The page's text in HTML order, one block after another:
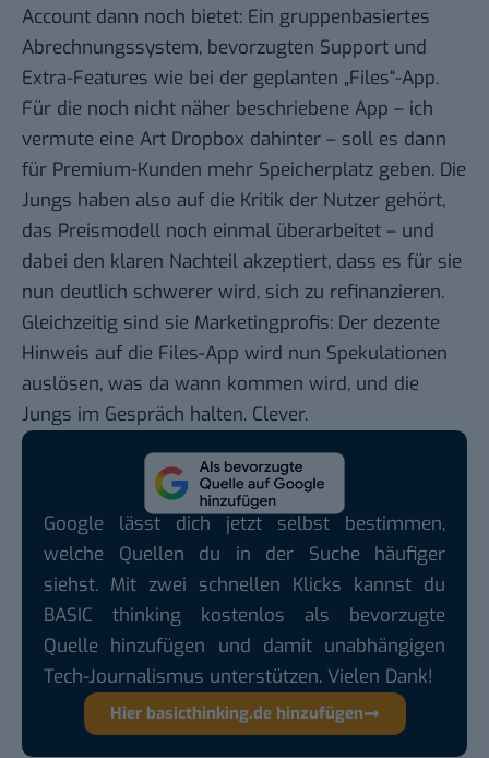
Account dann noch bietet: Ein gruppenbasiertes
Abrechnungssystem, bevorzugten Support und
Extra-Features wie bei der geplanten „Files“-App.
Für die noch nicht näher beschriebene App – ich
vermute eine Art Dropbox dahinter – soll es dann
für Premium-Kunden mehr Speicherplatz geben. Die
Jungs haben also auf die Kritik der Nutzer gehört,
das Preismodell noch einmal überarbeitet – und
dabei den klaren Nachteil akzeptiert, dass es für sie
nun deutlich schwerer wird, sich zu refinanzieren.
Gleichzeitig sind sie Marketingprofis: Der dezente
Hinweis auf die Files-App wird nun Spekulationen
auslösen, was da wann kommen wird, und die
Jungs im Gespräch halten. Clever.
Google lässt dich jetzt selbst bestimmen,
welche Quellen du in der Suche häufiger
siehst. Mit zwei schnellen Klicks kannst du
BASIC thinking kostenlos als bevorzugte
Quelle hinzufügen und damit unabhängigen
Tech-Journalismus unterstützen. Vielen Dank!
Hier basicthinking.de hinzufügen